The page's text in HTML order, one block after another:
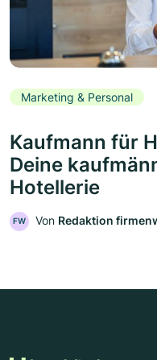
Marketing & Personal
Kaufmann für
Deine
Hotellerie
FW Von Redaktion